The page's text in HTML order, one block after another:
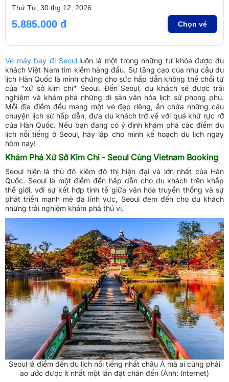
Thứ Tư, 30 thg 12, 2026
5.885.000 đ Chọn vé
Vé máy bay đi Seoul luôn là một trong những từ khóa được du
khách Việt Nam tìm kiếm hàng đầu. Sự tăng cao của nhu cầu du
lịch Hàn Quốc là minh chứng cho sức hấp dẫn không thể chối từ
của "xứ sở kim chi" Seoul. Đến Seoul, du khách sẽ được trải
nghiệm và khám phá những di sản văn hóa lịch sử phong phú.
Mỗi địa điểm đều mang một vẻ đẹp riêng, ẩn chứa những câu
chuyện lịch sử hấp dẫn, đưa du khách trở về với quá khứ rực rỡ
của Hàn Quốc. Nếu bạn đang có ý định khám phá các điểm du
lịch nổi tiếng ở Seoul, hãy lập cho mình kế hoạch du lịch ngay
hôm nay!
Khám Phá Xứ Sở Kim Chi - Seoul Cùng Vietnam Booking
Seoul hiện là thủ đô kiêm đô thị hiện đại và lớn nhất của Hàn
Quốc. Seoul là một điểm đến hấp dẫn cho du khách trên khắp
thế giới, với sự kết hợp tinh tế giữa văn hóa truyền thống và sự
phát triển mạnh mẽ đa lĩnh vực, Seoul đem đến cho du khách
những trải nghiệm khám phá thú vị.
Seoul là điểm đến du lịch nổi tiếng nhất châu Á mà ai cũng phải
ao ước được ít nhất một lần đặt chân đến (Ảnh: Internet)